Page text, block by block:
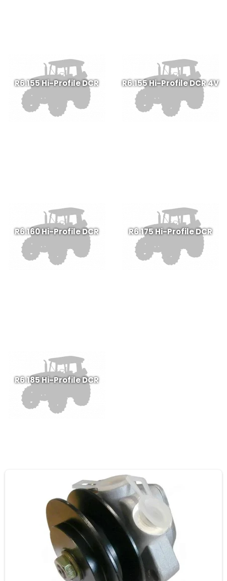
R6.155 Hi-Profile DCR R6.155 Hi-Profile DCR 4V
R6.160 Hi-Profile DCR R6.175 Hi-Profile DCR
R6.185 Hi-Profile DCR